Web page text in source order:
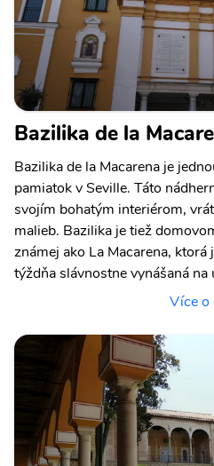
Bazilika de la
Bazilika de la Macarena je
pamiatok v Seville. Táto
svojím bohatým interiérom,
malieb. Bazilika je tiež
známej ako La Macarena,
týždňa slávnostne vynášaná na
Více o